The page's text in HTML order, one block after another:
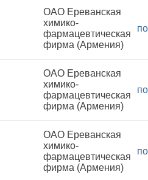
ОАО Ереванская
химико-
фармацевтическая
фирма (Армения)
ОАО Ереванская
химико-
фармацевтическая
фирма (Армения)
ОАО Ереванская
химико-
фармацевтическая
фирма (Армения)